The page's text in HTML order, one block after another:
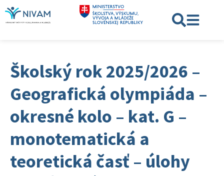
Školský rok 2025/2026 –
Geografická olympiáda –
okresné kolo – kat. G –
monotematická a
teoretická časť – úlohy